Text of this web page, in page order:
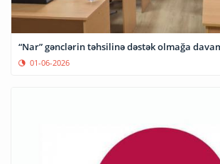
“Nar” gənclərin təhsilinə dəstək olmağa
01-06-2026